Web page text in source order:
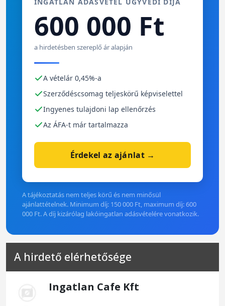
600 000 Ft
a hirdetésben szereplő ár alapján
A vételár 0,45%-a
Szerződéscsomag teljeskörű képviselettel
Ingyenes tulajdoni lap ellenőrzés
Az ÁFA-t már tartalmazza
Érdekel az ajánlat →
A tájékoztatás nem teljes körű és nem minősül
ajánlattételnek. Minimum díj: 150 000 Ft, maximum díj: 600
000 Ft. A díj kizárólag lakóingatlan adásvételére vonatkozik.
A hirdető elérhetősége
Ingatlan Cafe Kft